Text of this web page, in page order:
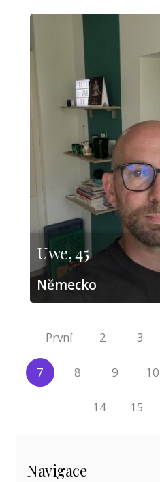
Uwe, 45
Německo
První 2 3
7 8 9 10
14 15
Navigace